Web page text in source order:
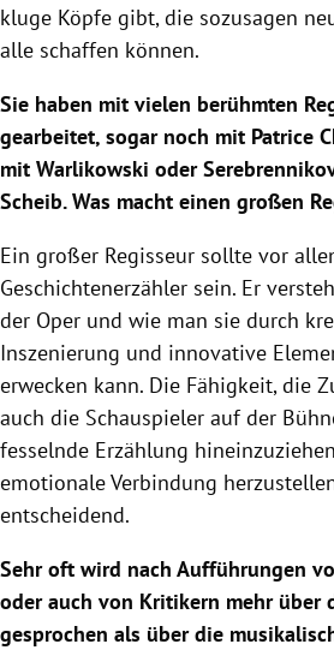
kluge Köpfe gibt, die sozusagen
alle schaffen können.
Sie haben mit vielen berühmten
gearbeitet, sogar noch mit Patrice
mit Warlikowski oder
Scheib. Was macht einen großen
Ein großer Regisseur sollte vor
Geschichtenerzähler sein. Er
der Oper und wie man sie durch
Inszenierung und innovative
erwecken kann. Die Fähigkeit, die
auch die Schauspieler auf der
fesselnde Erzählung
emotionale Verbindung
entscheidend.
Sehr oft wird nach Aufführungen
oder auch von Kritikern mehr über
gesprochen als über die